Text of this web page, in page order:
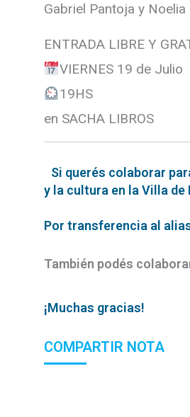
Gabriel Pantoja y Noelia
ENTRADA LIBRE Y
VIERNES 19 de Julio
19HS
en SACHA LIBROS
Si querés colaborar
y la cultura en la Villa
Por transferencia al alias
También podés
¡Muchas gracias!
COMPARTIR NOTA